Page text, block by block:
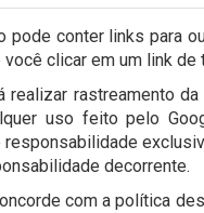
pode conter links para
clicar em um link
realizar rastreamento
uso feito pelo
decorrente.
com a política